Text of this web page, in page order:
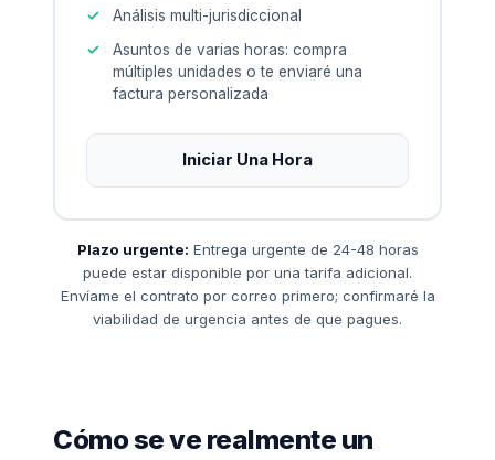
Análisis multi-jurisdiccional
Asuntos de varias horas: compra
múltiples unidades o te enviaré una
factura personalizada
Iniciar Una Hora
Plazo urgente: Entrega urgente de 24-48 horas
puede estar disponible por una tarifa adicional.
Envíame el contrato por correo primero; confirmaré la
viabilidad de urgencia antes de que pagues.
Cómo se ve realmente un